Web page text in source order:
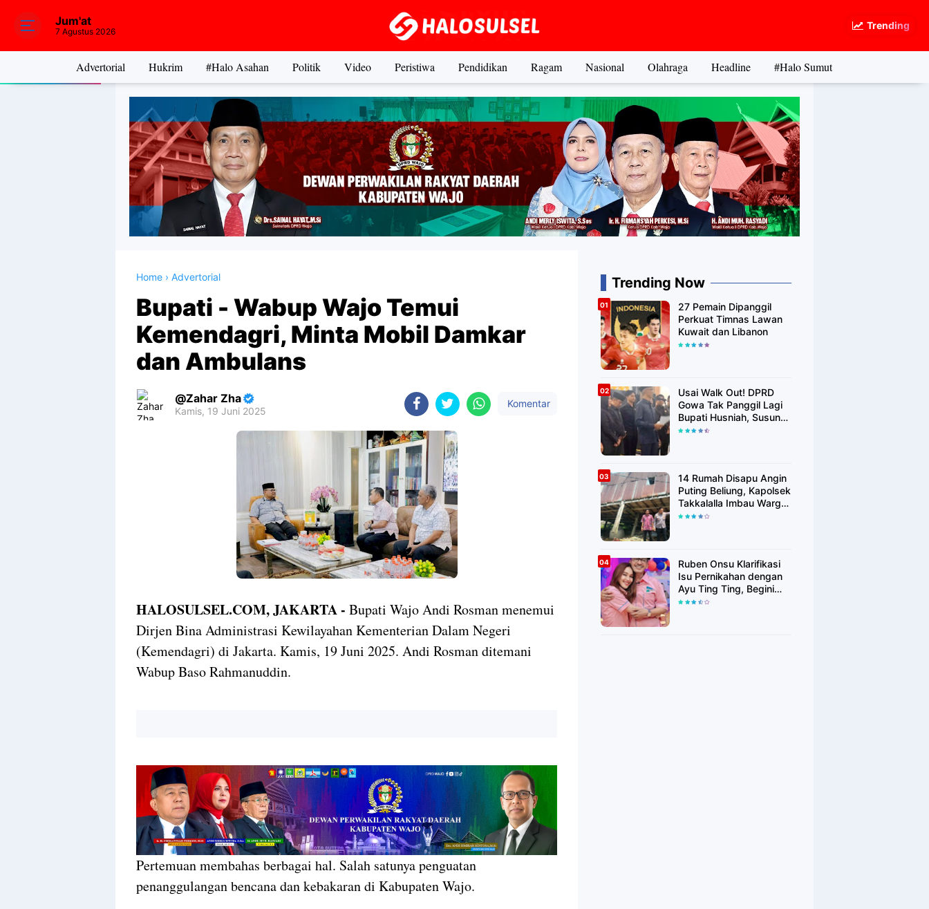
Trending
Jum'at
7 Agustus 2026
Advertorial Hukrim #Halo Asahan Politik Video Peristiwa Pendidikan Ragam Nasional Olahraga Headline #Halo Sumut
Home › Advertorial
Bupati - Wabup Wajo Temui
Kemendagri, Minta Mobil Damkar
dan Ambulans
Zahar Zha
Kamis, 19 Juni 2025
Komentar
HALOSULSEL.COM, JAKARTA - Bupati Wajo Andi Rosman menemui
Dirjen Bina Administrasi Kewilayahan Kementerian Dalam Negeri
(Kemendagri) di Jakarta. Kamis, 19 Juni 2025. Andi Rosman ditemani
Wabup Baso Rahmanuddin.
Pertemuan membahas berbagai hal. Salah satunya penguatan
penanggulangan bencana dan kebakaran di Kabupaten Wajo.
Trending Now
27 Pemain Dipanggil
Perkuat Timnas Lawan
Kuwait dan Libanon
Usai Walk Out! DPRD
Gowa Tak Panggil Lagi
Bupati Husniah, Susun
Rekomendasi Hak
14 Rumah Disapu Angin
Puting Beliung, Kapolsek
Takkalalla Imbau Warga
Waspada Cuaca
Ruben Onsu Klarifikasi
Isu Pernikahan dengan
Ayu Ting Ting, Begini
Faktanya